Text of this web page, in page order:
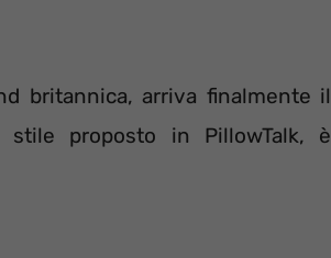
britannica, arriva finalmente il
proposto in PillowTalk, è